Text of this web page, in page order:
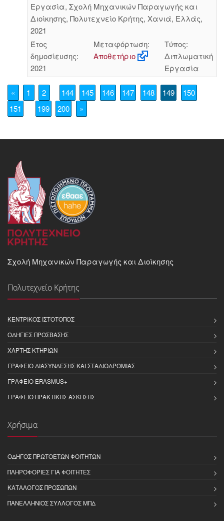
Εργασία, Σχολή Μηχανικών Παραγωγής και
Διοίκησης, Πολυτεχνείο Κρήτης, Χανιά, Ελλάς,
2021
Έτος
δημοσίευσης:
2021
Μεταφόρτωση:
Αποθετήριο
Τύπος:
Διπλωματική
Εργασία
« 1 2 144 145 146 147 148 149
150
151
199 200 »
Σχολή Μηχανικών Παραγωγής και Διοίκησης
Πολυτεχνείο Κρήτης
ΚΕΝΤΡΙΚΌΣ ΙΣΤΌΤΟΠΟΣ
ΟΔΗΓΊΕΣ ΠΡΌΣΒΑΣΗΣ
ΧΆΡΤΗΣ ΚΤΗΡΊΩΝ
ΓΡΑΦΕΊΟ ΔΙΑΣΎΝΔΕΣΗΣ ΚΑΙ ΣΤΑΔΙΟΔΡΟΜΊΑΣ
ΓΡΑΦΕΊΟ ERASMUS+
ΓΡΑΦΕΊΟ ΠΡΑΚΤΙΚΉΣ ΆΣΚΗΣΗΣ
Χρήσιμα
ΟΔΗΓΌΣ ΠΡΩΤΟΕΤΏΝ ΦΟΙΤΗΤΏΝ
ΠΛΗΡΟΦΟΡΊΕΣ ΓΙΑ ΦΟΙΤΗΤΈΣ
ΚΑΤΆΛΟΓΟΣ ΠΡΟΣΏΠΩΝ
ΠΑΝΕΛΛΉΝΙΟΣ ΣΎΛΛΟΓΟΣ ΜΠΔ